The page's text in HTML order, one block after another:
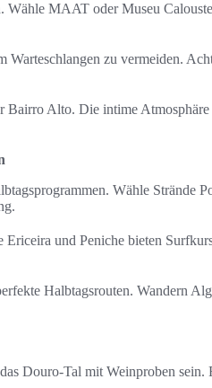
MAAT oder Museu
Warteschlangen zu vermeiden.
Bairro Alto. Die intime Atmosphäre
Wähle Strände
und Peniche bieten
Halbtagsrouten. Wandern
Douro-Tal mit Weinproben sein.